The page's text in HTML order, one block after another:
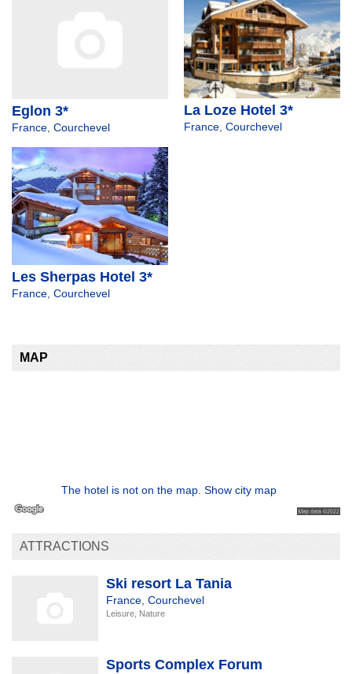
Eglon 3*
France, Courchevel
La Loze Hotel 3*
France, Courchevel
Les Sherpas Hotel 3*
France Courchevel
MAP
The hotel is not on the map. Show city map
ATTRACTIONS
Ski resort La Tania
France Courchevel
Leisure, Nature
Sports Complex Forum